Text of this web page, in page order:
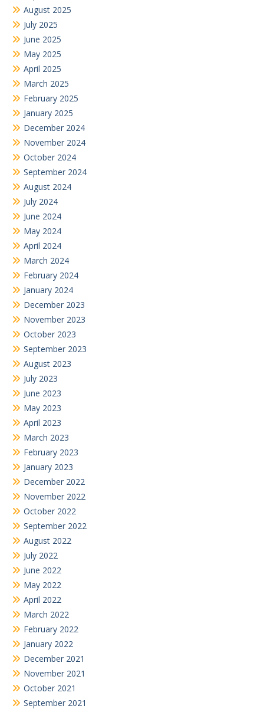
August 2025
July 2025
June 2025
May 2025
April 2025
March 2025
February 2025
January 2025
December 2024
November 2024
October 2024
September 2024
August 2024
July 2024
June 2024
May 2024
April 2024
March 2024
February 2024
January 2024
December 2023
November 2023
October 2023
September 2023
August 2023
July 2023
June 2023
May 2023
April 2023
March 2023
February 2023
January 2023
December 2022
November 2022
October 2022
September 2022
August 2022
July 2022
June 2022
May 2022
April 2022
March 2022
February 2022
January 2022
December 2021
November 2021
October 2021
September 2021